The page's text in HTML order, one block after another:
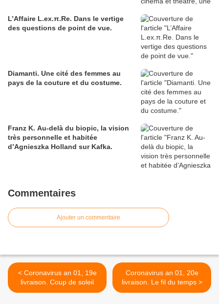
L’Affaire L.ex.π.Re. Dans le vertige
des questions de point de vue.
Diamanti. Une cité des femmes au
pays de la couture et du costume.
Franz K. Au-delà du biopic, la vision
très personnelle et habitée
d’Agnieszka Holland sur Kafka.
Commentaires
Ajouter un commentaire
< Coronavirus an 01, 19e
livraison. Coup de soleil
Coronavirus an 01, 20e
livraison. Le fil du temps >